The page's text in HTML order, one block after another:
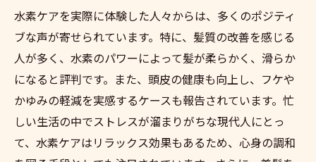
水素ケアを実際に体験した人々からは、多くのポジティ
ブな声が寄せられています。特に、髪質の改善を感じる
人が多く、水素のパワーによって髪が柔らかく、滑らか
になると評判です。また、頭皮の健康も向上し、フケや
かゆみの軽減を実感するケースも報告されています。忙
しい生活の中でストレスが溜まりがちな現代人にとっ
て、水素ケアはリラックス効果もあるため、心身の調和